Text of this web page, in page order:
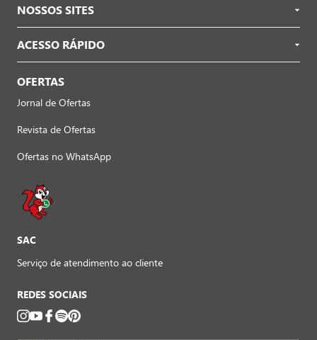
NOSSOS SITES
ACESSO RÁPIDO
OFERTAS
Jornal de Ofertas
Revista de Ofertas
Ofertas no WhatsApp
SAC
Serviço de atendimento ao cliente
REDES SOCIAIS